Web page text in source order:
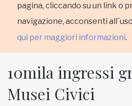
pagina, cliccando su un link o
navigazione, acconsenti
qui per maggiori informazioni.
10mila ingressi
Musei Civici